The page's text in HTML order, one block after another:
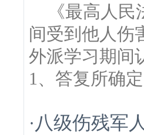
《最高人
间受到他人伤
外派学习期间
1、答复所确
· 八级伤残军